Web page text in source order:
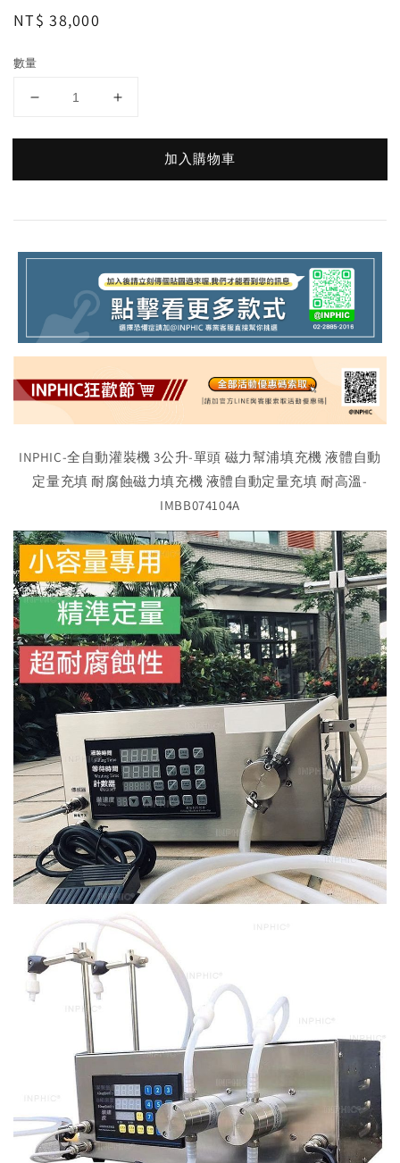
Regular
NT$ 38,000
數量
加入購物車
INPHIC-全自動灌裝機 3公升-單頭 磁力幫浦填充機 液體自動
定量充填 耐腐蝕磁力填充機 液體自動定量充填 耐高溫-
IMBB074104A